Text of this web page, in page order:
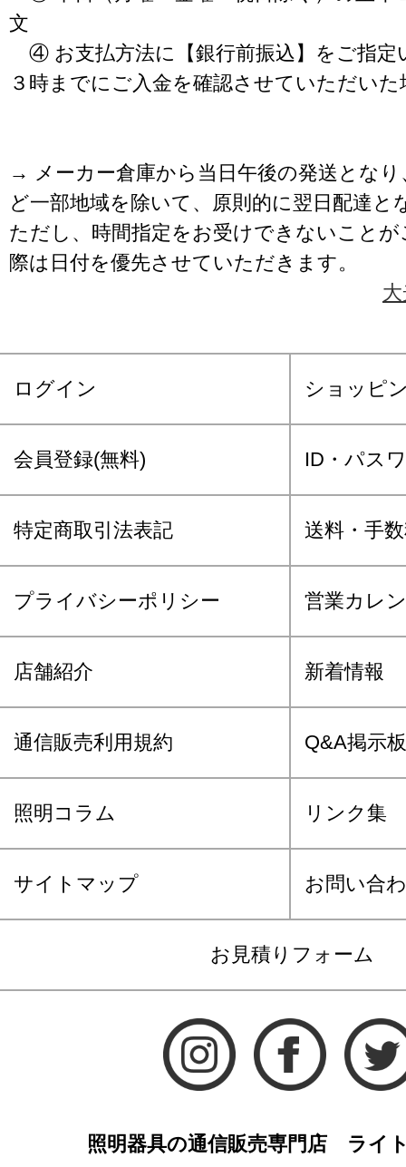
文
④ お支払方法に【銀行前振込】をご指定
３時までにご入金を確認させていただいた
→ メーカー倉庫から当日午後の発送となり
ど一部地域を除いて、原則的に翌日配達と
ただし、時間指定をお受けできないこと
際は日付を優先させていただきます。
ログイン ショッピ
会員登録(無料) ID・パス
特定商取引法表記 送料・手
プライバシーポリシー 営業カレ
店舗紹介 新着情報
通信販売利用規約 Q&A掲示板
照明コラム リンク集
サイトマップ お問い合
お見積りフォーム
照明器具の通信販売専門店 ライ